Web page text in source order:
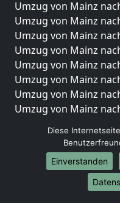
Umzug von Mainz
Umzug von Mainz
Umzug von Mainz
Umzug von Mainz
Umzug von Mainz
Umzug von Mainz
Umzug von Mainz
Umzug von Mainz
Umzüge-
Umzug von Mainz
Umzug von Mainz
Umzug von Mainz
Diese
Einverstanden